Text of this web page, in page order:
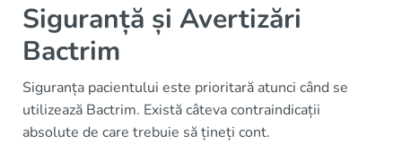
Siguranță și Avertizări
Bactrim
Siguranța pacientului este prioritară atunci când se
utilizează Bactrim. Există câteva contraindicații
absolute de care trebuie să țineți cont.